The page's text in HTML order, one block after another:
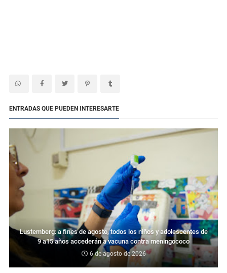
ENTRADAS QUE PUEDEN INTERESARTE
Lustemberg: a fines de agosto, todos los niños y adolescentes de
9 a15 años accederán a vacuna contra meningococo
6 de agosto de 2026